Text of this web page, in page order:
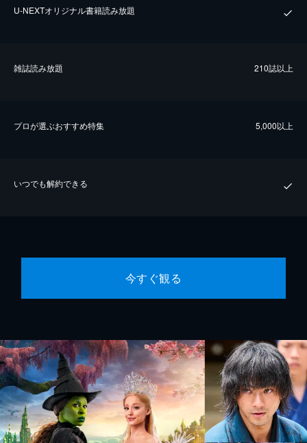
U-NEXTオリジナル書籍読み放題
雑誌読み放題 210誌以上
プロが選ぶおすすめ特集 5,000以上
いつでも解約できる
今すぐ観る